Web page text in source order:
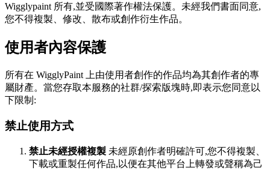
Wigglypaint 所有,並受國際著作權法保護。未經我們書面同意,
您不得複製、修改、散布或創作衍生作品。
使用者內容保護
所有在 WigglyPaint 上由使用者創作的作品均為其創作者的專
屬財產。當您存取本服務的社群/探索版塊時,即表示您同意以
下限制:
禁止使用方式
禁止未經授權複製 未經原創作者明確許可,您不得複製、
下載或重製任何作品,以便在其他平台上轉發或聲稱為己